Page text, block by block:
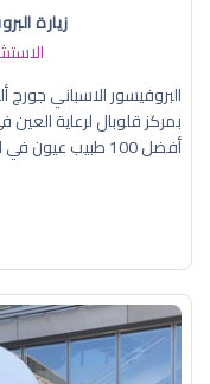
زيارة
البروفيسور الاسباني
بمركز قلوبال لرعاية
أفضل 100 طبيب عيون في العالم